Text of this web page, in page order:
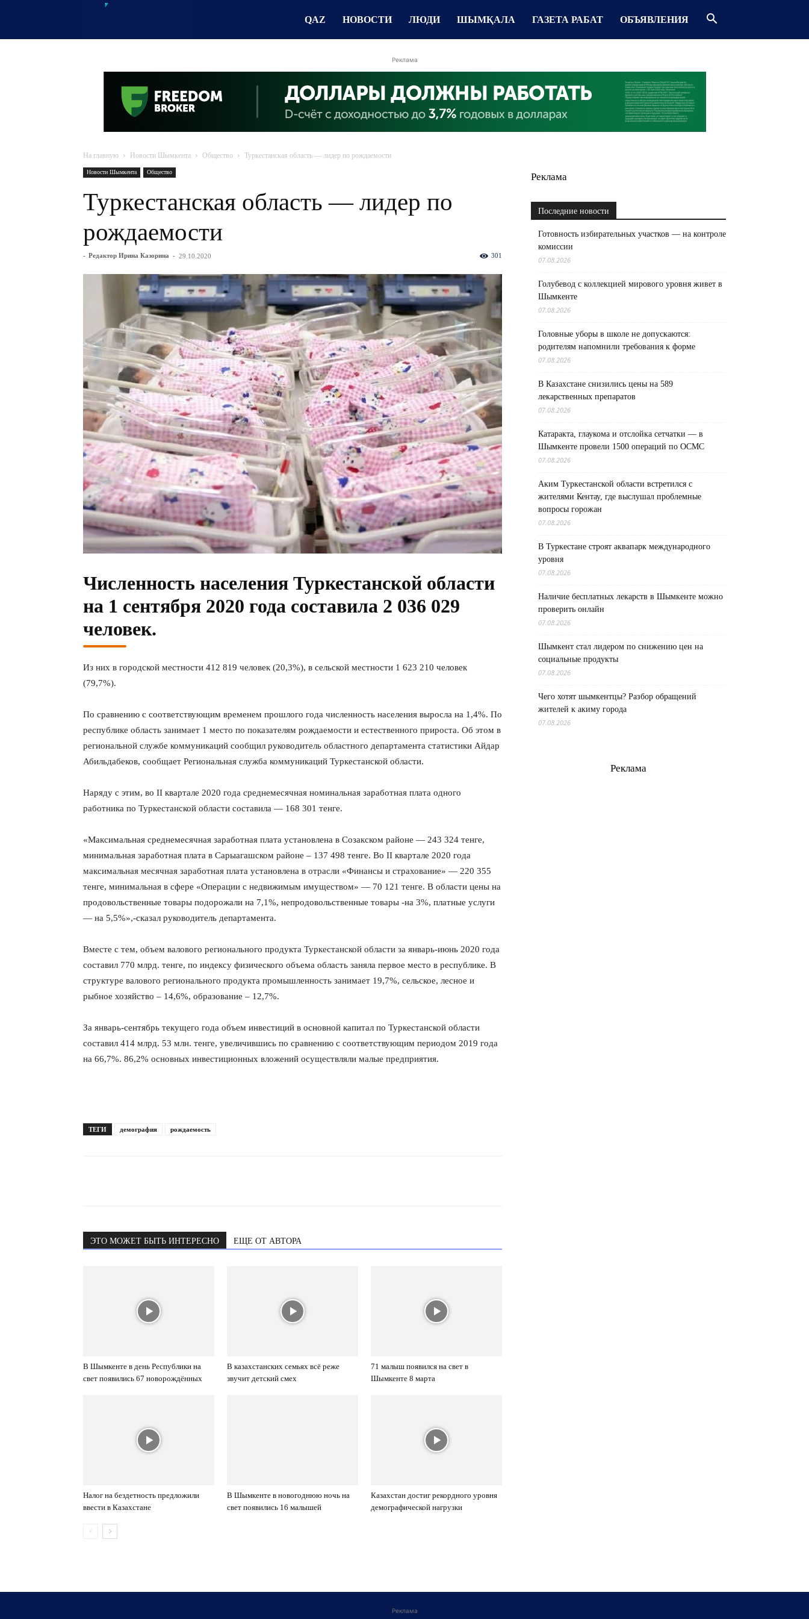
QAZ НОВОСТИ ЛЮДИ ШЫМҚАЛА ГАЗЕТА РАБАТ ОБЪЯВЛЕНИЯ
Реклама
На главную Новости Шымкента Общество Туркестанская область — лидер по рождаемости
Новости Шымкента Общество
Туркестанская область — лидер по
рождаемости
- Редактор Ирина Казорина - 29.10.2020 301
Численность населения Туркестанской области
на 1 сентября 2020 года составила 2 036 029
человек.
Из них в городской местности 412 819 человек (20,3%), в сельской местности 1 623 210 человек
(79,7%).
По сравнению с соответствующим временем прошлого года численность населения выросла на 1,4%. По
республике область занимает 1 место по показателям рождаемости и естественного прироста. Об этом в
региональной службе коммуникаций сообщил руководитель областного департамента статистики Айдар
Абильдабеков, сообщает Региональная служба коммуникаций Туркестанской области.
Наряду с этим, во II квартале 2020 года среднемесячная номинальная заработная плата одного
работника по Туркестанской области составила — 168 301 тенге.
«Максимальная среднемесячная заработная плата установлена в Созакском районе — 243 324 тенге,
минимальная заработная плата в Сарыагашском районе – 137 498 тенге. Во II квартале 2020 года
максимальная месячная заработная плата установлена в отрасли «Финансы и страхование» — 220 355
тенге, минимальная в сфере «Операции с недвижимым имуществом» — 70 121 тенге. В области цены на
продовольственные товары подорожали на 7,1%, непродовольственные товары -на 3%, платные услуги
— на 5,5%»,-сказал руководитель департамента.
Вместе с тем, объем валового регионального продукта Туркестанской области за январь-июнь 2020 года
составил 770 млрд. тенге, по индексу физического объема область заняла первое место в республике. В
структуре валового регионального продукта промышленность занимает 19,7%, сельское, лесное и
рыбное хозяйство – 14,6%, образование – 12,7%.
За январь-сентябрь текущего года объем инвестиций в основной капитал по Туркестанской области
составил 414 млрд. 53 млн. тенге, увеличившись по сравнению с соответствующим периодом 2019 года
на 66,7%. 86,2% основных инвестиционных вложений осуществляли малые предприятия.
ТЕГИ демография рождаемость
ЭТО МОЖЕТ БЫТЬ ИНТЕРЕСНО ЕЩЕ ОТ АВТОРА
В Шымкенте в день Республики на
свет появились 67 новорождённых
В казахстанских семьях всё реже
звучит детский смех
71 малыш появился на свет в
Шымкенте 8 марта
Налог на бездетность предложили
ввести в Казахстане
В Шымкенте в новогоднюю ночь на
свет появились 16 малышей
Казахстан достиг рекордного уровня
демографической нагрузки
Реклама
Последние новости
Готовность избирательных участков — на контроле
комиссии
07.08.2026
Голубевод с коллекцией мирового уровня живет в
Шымкенте
07.08.2026
Головные уборы в школе не допускаются:
родителям напомнили требования к форме
07.08.2026
В Казахстане снизились цены на 589
лекарственных препаратов
07.08.2026
Катаракта, глаукома и отслойка сетчатки — в
Шымкенте провели 1500 операций по ОСМС
07.08.2026
Аким Туркестанской области встретился с
жителями Кентау, где выслушал проблемные
вопросы горожан
07.08.2026
В Туркестане строят аквапарк международного
уровня
07.08.2026
Наличие бесплатных лекарств в Шымкенте можно
проверить онлайн
07.08.2026
Шымкент стал лидером по снижению цен на
социальные продукты
07.08.2026
Чего хотят шымкентцы? Разбор обращений
жителей к акиму города
07.08.2026
Реклама
Реклама